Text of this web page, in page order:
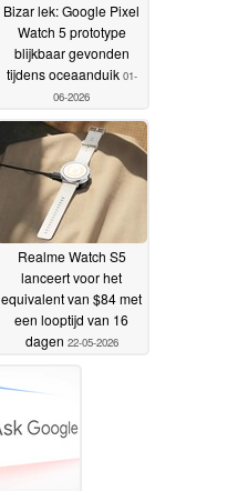
Bizar lek: Google Pixel
Watch 5 prototype
blijkbaar gevonden
tijdens oceaanduik 01-
06-2026
Realme Watch S5
lanceert voor het
equivalent van $84 met
een looptijd van 16
dagen 22-05-2026